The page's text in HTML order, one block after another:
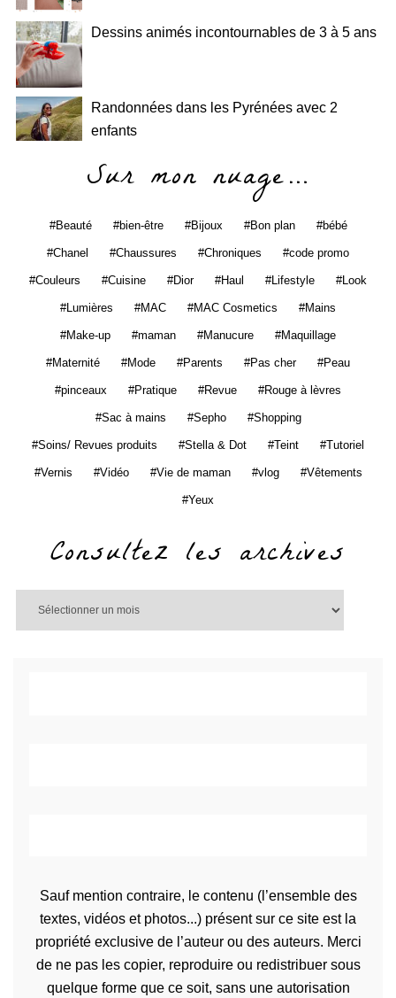
Dessins animés incontournables de 3 à 5 ans
Randonnées dans les Pyrénées avec 2
enfants
Sur mon nuage…
Beauté bien-être Bijoux Bon plan bébé
Chanel Chaussures Chroniques code promo
Couleurs Cuisine Dior Haul Lifestyle Look
Lumières MAC MAC Cosmetics Mains
Make-up maman Manucure Maquillage
Maternité Mode Parents Pas cher Peau
pinceaux Pratique Revue Rouge à lèvres
Sac à mains Sepho Shopping
Soins/ Revues produits Stella & Dot Teint Tutoriel
Vernis Vidéo Vie de maman vlog Vêtements
Yeux
Consultez les archives
Sauf mention contraire, le contenu (l’ensemble des
textes, vidéos et photos...) présent sur ce site est la
propriété exclusive de l’auteur ou des auteurs. Merci
de ne pas les copier, reproduire ou redistribuer sous
quelque forme que ce soit, sans une autorisation